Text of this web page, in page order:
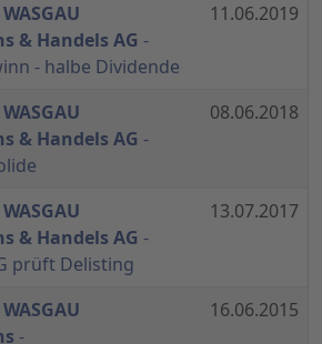
& Handels AG -
- halbe Dividende
11.06.2019
& Handels AG -
08.06.2018
& Handels AG -
prüft Delisting
13.07.2017
-
16.06.2015